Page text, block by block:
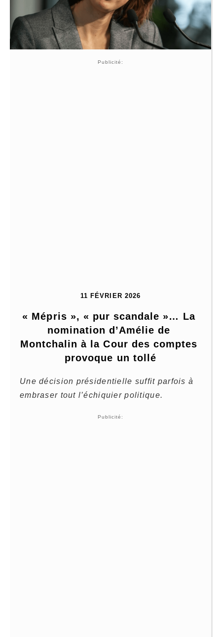
Publicité:
11 FÉVRIER 2026
« Mépris », « pur scandale »… La
nomination d’Amélie de
Montchalin à la Cour des comptes
provoque un tollé
Une décision présidentielle suffit parfois à
embraser tout l’échiquier politique.
Publicité: